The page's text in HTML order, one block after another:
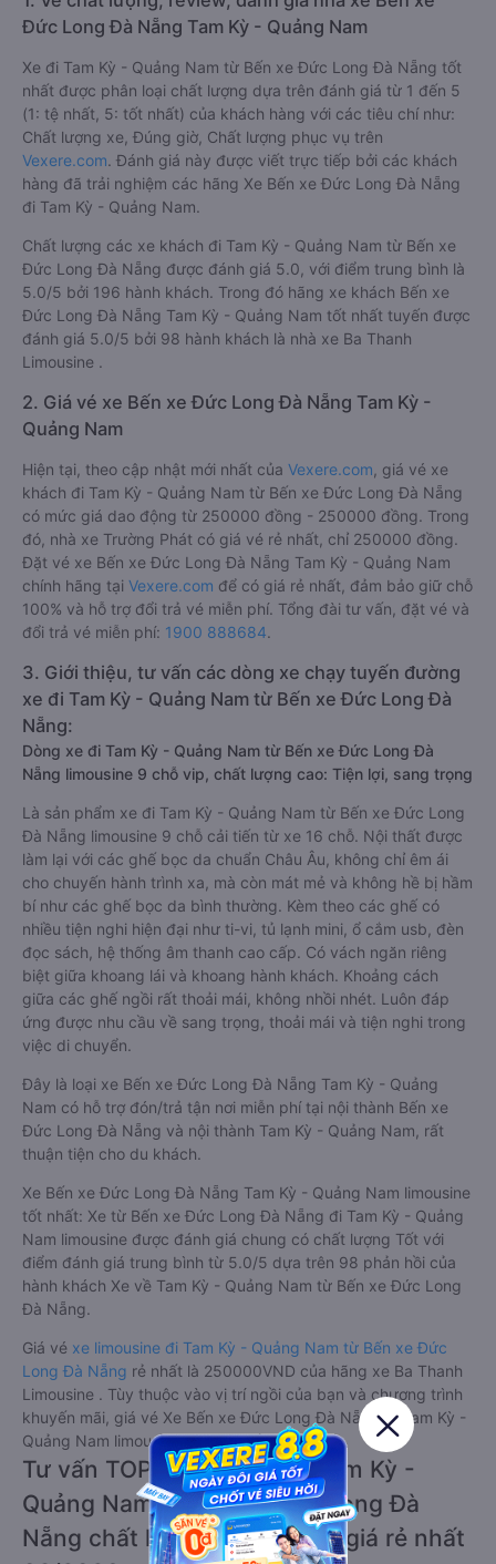
Đức Long Đà Nẵng Tam Kỳ - Quảng Nam
Xe đi Tam Kỳ - Quảng Nam từ Bến xe Đức Long Đà Nẵng tốt
nhất được phân loại chất lượng dựa trên đánh giá từ 1 đến 5
(1: tệ nhất, 5: tốt nhất) của khách hàng với các tiêu chí như:
Chất lượng xe, Đúng giờ, Chất lượng phục vụ trên
Vexere.com. Đánh giá này được viết trực tiếp bởi các khách
hàng đã trải nghiệm các hãng Xe Bến xe Đức Long Đà Nẵng
đi Tam Kỳ - Quảng Nam.
Chất lượng các xe khách đi Tam Kỳ - Quảng Nam từ Bến xe
Đức Long Đà Nẵng được đánh giá 5.0, với điểm trung bình là
5.0/5 bởi 196 hành khách. Trong đó hãng xe khách Bến xe
Đức Long Đà Nẵng Tam Kỳ - Quảng Nam tốt nhất tuyến được
đánh giá 5.0/5 bởi 98 hành khách là nhà xe Ba Thanh
Limousine .
2. Giá vé xe Bến xe Đức Long Đà Nẵng Tam Kỳ -
Quảng Nam
Hiện tại, theo cập nhật mới nhất của Vexere.com , giá vé xe
khách đi Tam Kỳ - Quảng Nam từ Bến xe Đức Long Đà Nẵng
có mức giá dao động từ 250000 đồng - 250000 đồng. Trong
đó, nhà xe Trường Phát có giá vé rẻ nhất, chỉ 250000 đồng.
Đặt vé xe Bến xe Đức Long Đà Nẵng Tam Kỳ - Quảng Nam
chính hãng tại Vexere.com để có giá rẻ nhất, đảm bảo giữ chỗ
100% và hỗ trợ đổi trả vé miễn phí. Tổng đài tư vấn, đặt vé và
đổi trả vé miễn phí: 1900 888684.
3. Giới thiệu, tư vấn các dòng xe chạy tuyến đường
xe đi Tam Kỳ - Quảng Nam từ Bến xe Đức Long Đà
Nẵng:
Dòng xe đi Tam Kỳ - Quảng Nam từ Bến xe Đức Long Đà
Nẵng limousine 9 chỗ vip, chất lượng cao: Tiện lợi, sang trọng
Là sản phẩm xe đi Tam Kỳ - Quảng Nam từ Bến xe Đức Long
Đà Nẵng limousine 9 chỗ cải tiến từ xe 16 chỗ. Nội thất được
làm lại với các ghế bọc da chuẩn Châu Âu, không chỉ êm ái
cho chuyến hành trình xa, mà còn mát mẻ và không hề bị hầm
bí như các ghế bọc da bình thường. Kèm theo các ghế có
nhiều tiện nghi hiện đại như ti-vi, tủ lạnh mini, ổ cắm usb, đèn
đọc sách, hệ thống âm thanh cao cấp. Có vách ngăn riêng
biệt giữa khoang lái và khoang hành khách. Khoảng cách
giữa các ghế ngồi rất thoải mái, không nhồi nhét. Luôn đáp
ứng được nhu cầu về sang trọng, thoải mái và tiện nghi trong
việc di chuyển.
Đây là loại xe Bến xe Đức Long Đà Nẵng Tam Kỳ - Quảng
Nam có hỗ trợ đón/trả tận nơi miễn phí tại nội thành Bến xe
Đức Long Đà Nẵng và nội thành Tam Kỳ - Quảng Nam, rất
thuận tiện cho du khách.
Xe Bến xe Đức Long Đà Nẵng Tam Kỳ - Quảng Nam limousine
tốt nhất: Xe từ Bến xe Đức Long Đà Nẵng đi Tam Kỳ - Quảng
Nam limousine được đánh giá chung có chất lượng Tốt với
điểm đánh giá trung bình từ 5.0/5 dựa trên 98 phản hồi của
hành khách Xe về Tam Kỳ - Quảng Nam từ Bến xe Đức Long
Đà Nẵng.
Giá vé xe limousine đi Tam Kỳ - Quảng Nam từ Bến xe Đức
Long Đà Nẵng rẻ nhất là 250000VND của hãng xe Ba Thanh
Limousine . Tùy thuộc vào vị trí ngồi của bạn và chương trình
khuyến mãi, giá vé Xe Bến xe Đức Long Đà Nẵng đi Tam Kỳ -
Quảng Nam limousine này có thể sẽ rẻ hơn
Tư vấn TOP 2 xe khách đi Tam Kỳ -
Quảng Nam từ Bến xe Đức Long Đà
Nẵng chất lượng cao, uy tín, giá rẻ nhất